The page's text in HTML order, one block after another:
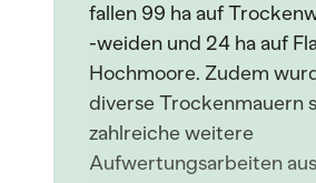
fallen 99 ha auf
-weiden und 24 ha auf
Hochmoore. Zudem
diverse Trockenmauern
zahlreiche weitere
Aufwertungsarbeiten